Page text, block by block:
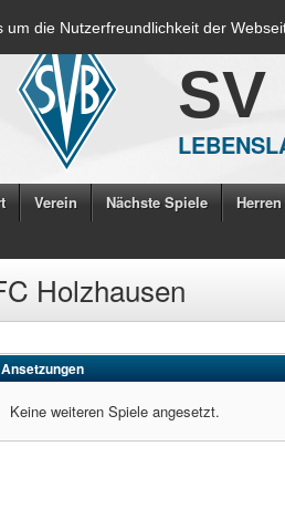
um die Nutzerfreundlichkeit der
Verein Nächste Spiele Herren
Holzhausen
Ansetzungen
Keine weiteren Spiele angesetzt.